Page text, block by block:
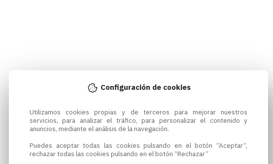
Configuración de cookies
Utilizamos cookies propias y de terceros para mejorar nuestros
servicios, para analizar el tráfico, para personalizar el contenido y
anuncios, mediante el análisis de la navegación.
Puedes aceptar todas las cookies pulsando en el botón “Aceptar”,
rechazar todas las cookies pulsando en el botón “Rechazar”